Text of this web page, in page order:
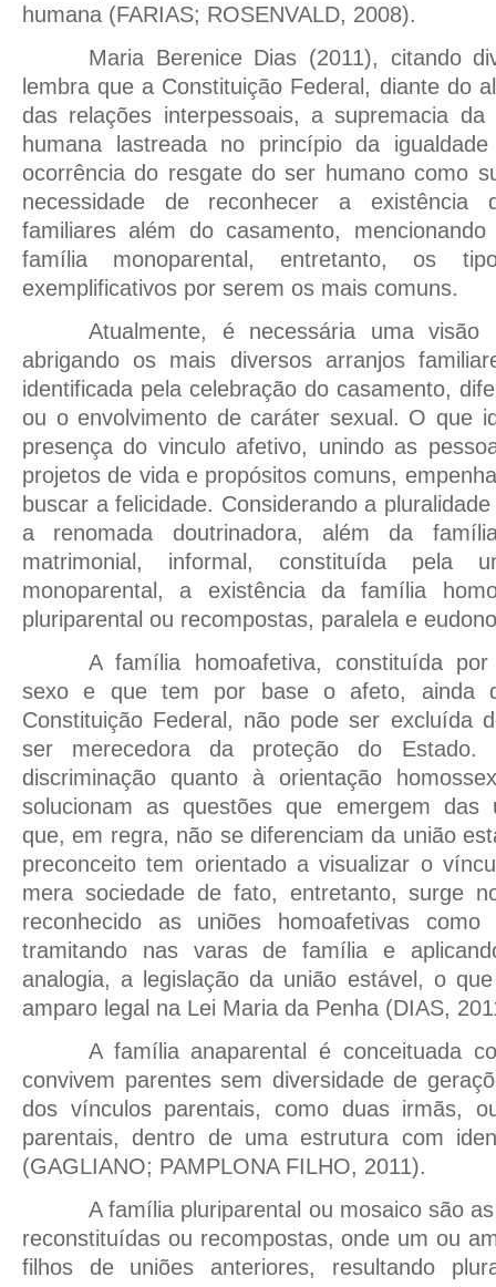
humana (FARIAS; ROSENVALD, 2008).
Maria Berenice Dias (2011), citando
lembra que a Constituição Federal, diante do
das relações interpessoais, a supremacia da
humana lastreada no princípio da
ocorrência do resgate do ser humano como
necessidade de reconhecer a existência
familiares além do casamento,
família monoparental, entretanto, os
exemplificativos por serem os mais comuns.
Atualmente, é necessária uma visão
abrigando os mais diversos arranjos
identificada pela celebração do casamento,
ou o envolvimento de caráter sexual. O que
presença do vinculo afetivo, unindo as
projetos de vida e propósitos comuns,
buscar a felicidade. Considerando a
a renomada doutrinadora, além da família
matrimonial, informal, constituída pela
monoparental, a existência da família
pluriparental ou recompostas, paralela e
A família homoafetiva, constituída
sexo e que tem por base o afeto, ainda
Constituição Federal, não pode ser excluída
ser merecedora da proteção do
discriminação quanto à orientação
solucionam as questões que emergem das
que, em regra, não se diferenciam da união
preconceito tem orientado a visualizar o
mera sociedade de fato, entretanto, surge
reconhecido as uniões homoafetivas como
tramitando nas varas de família e
analogia, a legislação da união estável, o
amparo legal na Lei Maria da Penha (DIAS,
A família anaparental é conceituada
convivem parentes sem diversidade de
dos vínculos parentais, como duas irmãs,
parentais, dentro de uma estrutura com
(GAGLIANO; PAMPLONA FILHO, 2011).
A família pluriparental ou mosaico são
reconstituídas ou recompostas, onde um ou
filhos de uniões anteriores, resultando